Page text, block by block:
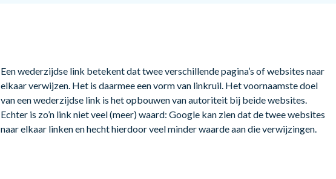
Een wederzijdse link betekent dat twee verschillende pagina’s of websites naar
elkaar verwijzen. Het is daarmee een vorm van linkruil. Het voornaamste doel
van een wederzijdse link is het opbouwen van autoriteit bij beide websites.
Echter is zo’n link niet veel (meer) waard: Google kan zien dat de twee websites
naar elkaar linken en hecht hierdoor veel minder waarde aan die verwijzingen.